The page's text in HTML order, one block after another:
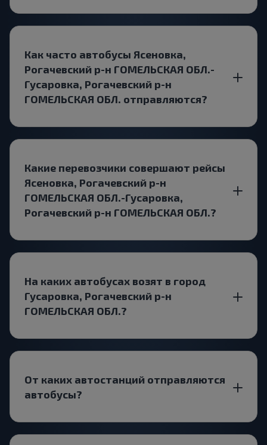
Как часто автобусы Ясеновка,
Рогачевский р-н ГОМЕЛЬСКАЯ ОБЛ.-
Гусаровка, Рогачевский р-н
ГОМЕЛЬСКАЯ ОБЛ. отправляются?
Какие перевозчики совершают рейсы
Ясеновка, Рогачевский р-н
ГОМЕЛЬСКАЯ ОБЛ.-Гусаровка,
Рогачевский р-н ГОМЕЛЬСКАЯ ОБЛ.?
На каких автобусах возят в город
Гусаровка, Рогачевский р-н
ГОМЕЛЬСКАЯ ОБЛ.?
От каких автостанций отправляются
автобусы?